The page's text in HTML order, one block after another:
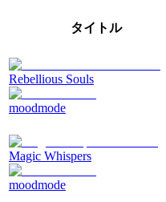
タイトル
Rebellious Souls
moodmode
Magic Whispers
moodmode